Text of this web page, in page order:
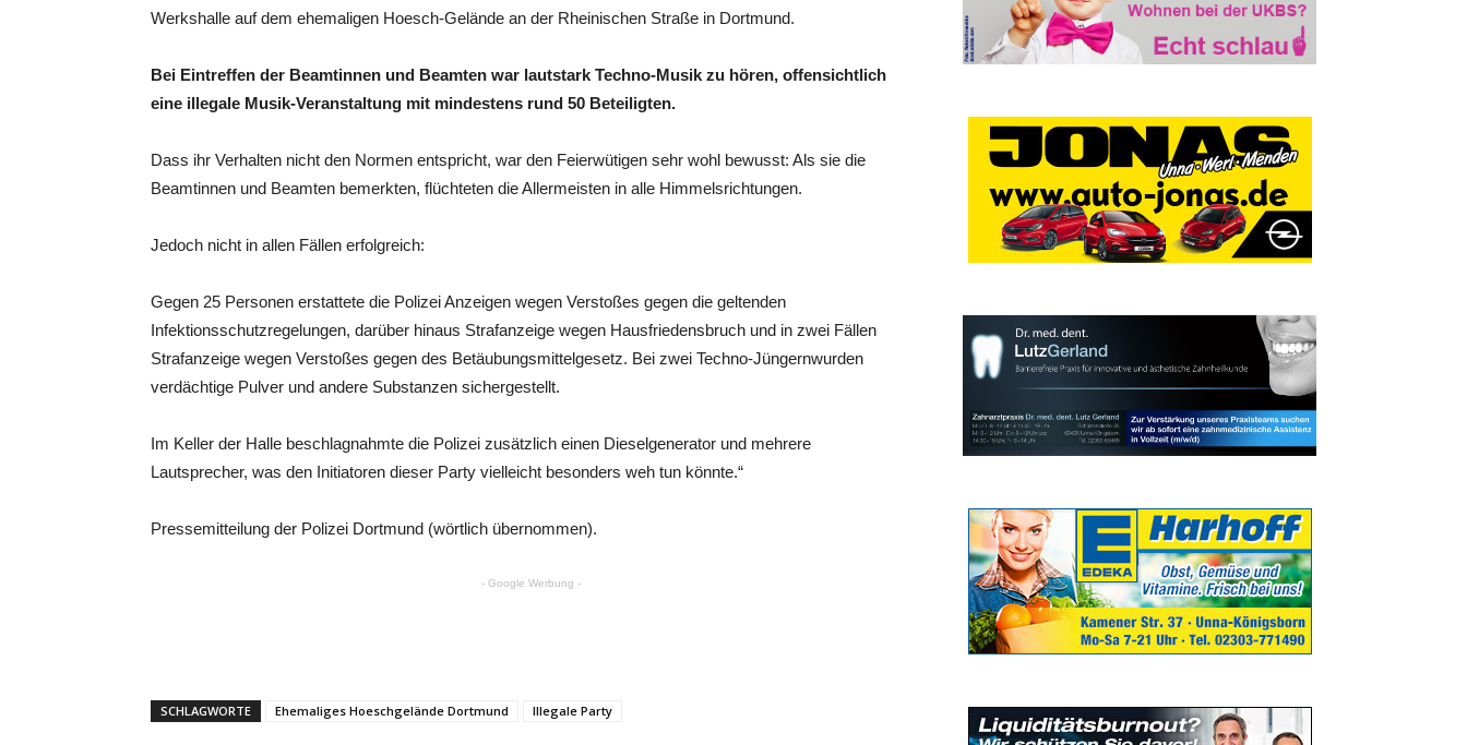
Werkshalle auf dem ehemaligen Hoesch-Gelände an der Rheinischen Straße in Dortmund.
Bei Eintreffen der Beamtinnen und Beamten war lautstark Techno-Musik zu hören, offensichtlich
eine illegale Musik-Veranstaltung mit mindestens rund 50 Beteiligten.
Dass ihr Verhalten nicht den Normen entspricht, war den Feierwütigen sehr wohl bewusst: Als sie die
Beamtinnen und Beamten bemerkten, flüchteten die Allermeisten in alle Himmelsrichtungen.
Jedoch nicht in allen Fällen erfolgreich:
Gegen 25 Personen erstattete die Polizei Anzeigen wegen Verstoßes gegen die geltenden
Infektionsschutzregelungen, darüber hinaus Strafanzeige wegen Hausfriedensbruch und in zwei Fällen
Strafanzeige wegen Verstoßes gegen des Betäubungsmittelgesetz. Bei zwei Techno-Jüngernwurden
verdächtige Pulver und andere Substanzen sichergestellt.
Im Keller der Halle beschlagnahmte die Polizei zusätzlich einen Dieselgenerator und mehrere
Lautsprecher, was den Initiatoren dieser Party vielleicht besonders weh tun könnte.“
Pressemitteilung der Polizei Dortmund (wörtlich übernommen).
- Google Werbung -
SCHLAGWORTE Ehemaliges Hoeschgelände Dortmund Illegale Party